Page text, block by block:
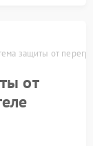
защиты от
от